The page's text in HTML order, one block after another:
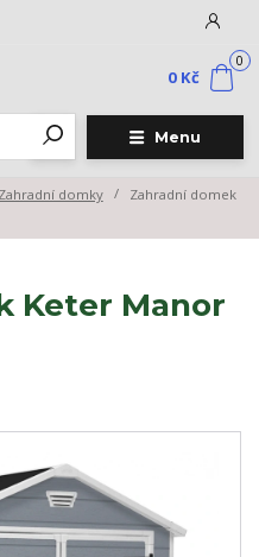
Menu
0
0 Kč
Zahradní domky
Zahradní domek
Keter Manor